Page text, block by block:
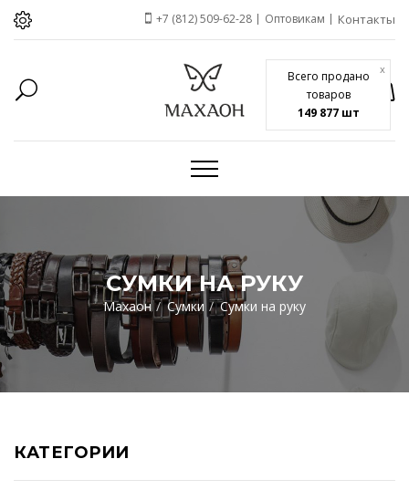
Всего продано
товаров
149 877 шт
x
+7 (812) 509-62-28 Оптовикам Контакты
СУМКИ НА РУКУ
Махаон Сумки Сумки на руку
КАТЕГОРИИ